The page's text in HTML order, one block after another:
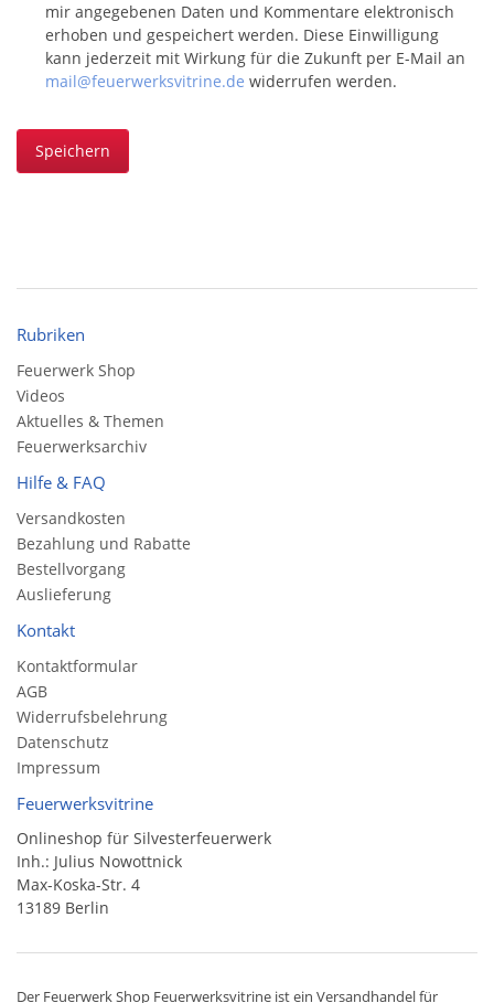
mir angegebenen Daten und Kommentare elektronisch
erhoben und gespeichert werden. Diese Einwilligung
kann jederzeit mit Wirkung für die Zukunft per E-Mail an
mail@feuerwerksvitrine.de widerrufen werden.
Speichern
Rubriken
Feuerwerk Shop
Videos
Aktuelles & Themen
Feuerwerksarchiv
Hilfe & FAQ
Versandkosten
Bezahlung und Rabatte
Bestellvorgang
Auslieferung
Kontakt
Kontaktformular
AGB
Widerrufsbelehrung
Datenschutz
Impressum
Feuerwerksvitrine
Onlineshop für Silvesterfeuerwerk
Inh.: Julius Nowottnick
Max-Koska-Str. 4
13189 Berlin
Der Feuerwerk Shop Feuerwerksvitrine ist ein Versandhandelfür